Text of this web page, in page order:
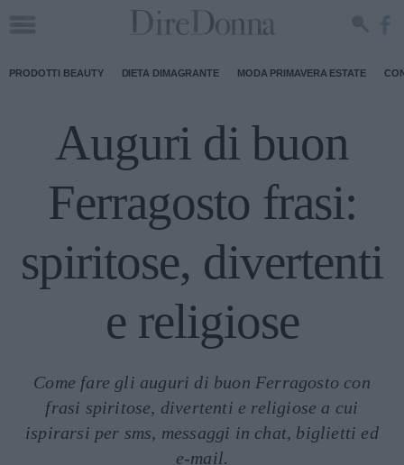
PRODOTTI BEAUTY DIETA DIMAGRANTE MODA PRIMAVERA ESTATE
Auguri di buon
Ferragosto frasi:
spiritose, divertenti
e religiose
Come fare gli auguri di buon Ferragosto con
frasi spiritose, divertenti e religiose a cui
ispirarsi per sms, messaggi in chat, biglietti ed
e-mail.